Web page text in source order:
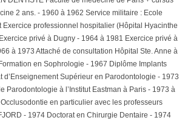
2 ans. - 1960 à 1962 Service militaire : Ecole
Exercice professionnel hospitalier (Hôpital Hyacinthe
privé à Dugny - 1964 à 1981 Exercice privé à
à 1973 Attaché de consultation Hôpital Ste. Anne à
en Sophrologie - 1967 Diplôme Implants
d’Enseignement Supérieur en Parodontologie - 1973
Parodontologie à l’Institut Eastman à Paris - 1973 à
en particulier avec les professeurs
- 1974 Doctorat en Chirurgie Dentaire - 1974